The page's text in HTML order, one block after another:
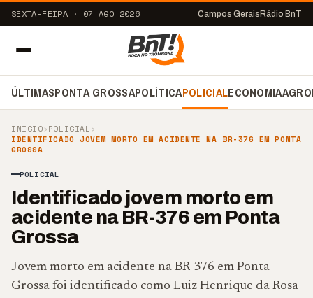
SEXTA-FEIRA · 07 AGO 2026 Campos Gerais Rádio BnT
ÚLTIMASPONTA GROSSAPOLÍTICAPOLICIALECONOMIA
INÍCIO›POLICIAL ›
IDENTIFICADO JOVEM MORTO EM ACIDENTE NA BR-376 EM PONTA
GROSSA
POLICIAL
Identificado jovem morto em
acidente na BR-376 em Ponta
Grossa
Jovem morto em acidente na BR-376 em Ponta
Grossa foi identificado como Luiz Henrique da Rosa